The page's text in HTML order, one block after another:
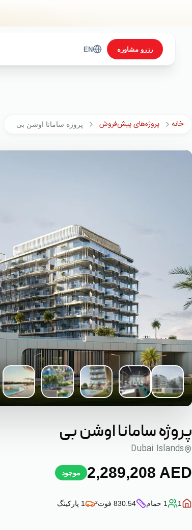
EN رزرو مشاوره
خانه پروژه‌های پیش‌فروش پروژه سامانا اوشن بی
پروژه سامانا اوشن بی
Dubai Islands
‎2,289,208‎ AED موجود
1
1 حمام 830.54 فوت² 1 پارکینگ